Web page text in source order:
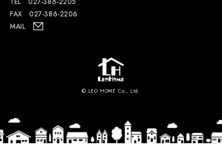
FAX 027-386-2206
MAIL
© LEO HOME Co., Ltd.